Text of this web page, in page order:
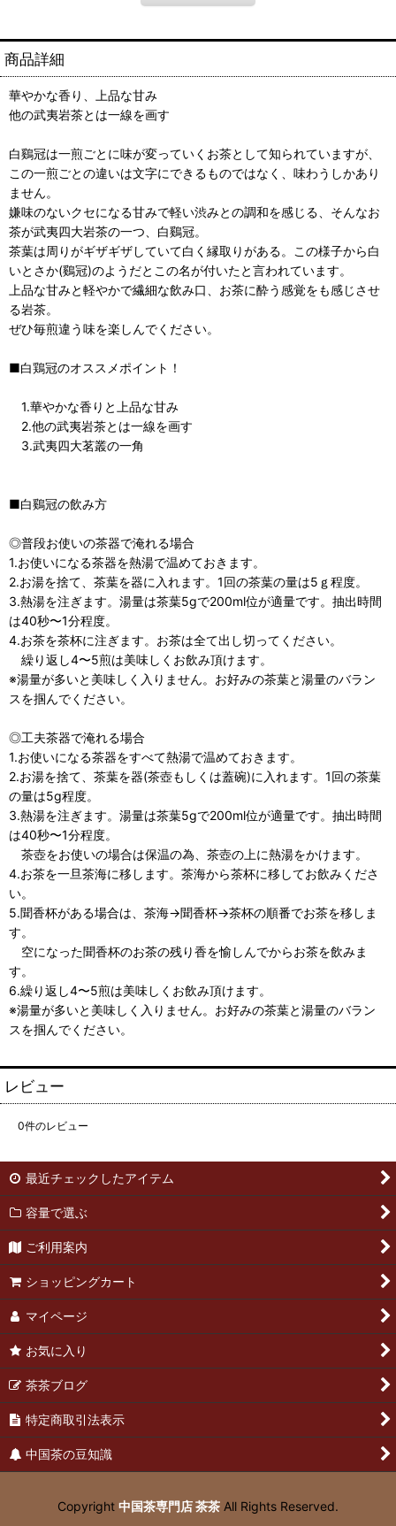
商品詳細
華やかな香り、上品な甘み
他の武夷岩茶とは一線を画す
白鷄冠は一煎ごとに味が変っていくお茶として知られていますが、
この一煎ごとの違いは文字にできるものではなく、味わうしかあり
ません。
嫌味のないクセになる甘みで軽い渋みとの調和を感じる、そんなお
茶が武夷四大岩茶の一つ、白鷄冠。
茶葉は周りがギザギザしていて白く縁取りがある。この様子から白
いとさか(鷄冠)のようだとこの名が付いたと言われています。
上品な甘みと軽やかで繊細な飲み口、お茶に酔う感覚をも感じさせ
る岩茶。
ぜひ毎煎違う味を楽しんでください。
■白鶏冠のオススメポイント！
1.華やかな香りと上品な甘み
2.他の武夷岩茶とは一線を画す
3.武夷四大茗叢の一角
■白鷄冠の飲み方
◎普段お使いの茶器で淹れる場合
1.お使いになる茶器を熱湯で温めておきます。
2.お湯を捨て、茶葉を器に入れます。1回の茶葉の量は5ｇ程度。
3.熱湯を注ぎます。湯量は茶葉5gで200ml位が適量です。抽出時間
は40秒〜1分程度。
4.お茶を茶杯に注ぎます。お茶は全て出し切ってください。
繰り返し4〜5煎は美味しくお飲み頂けます。
※湯量が多いと美味しく入りません。お好みの茶葉と湯量のバラン
スを掴んでください。
◎工夫茶器で淹れる場合
1.お使いになる茶器をすべて熱湯で温めておきます。
2.お湯を捨て、茶葉を器(茶壺もしくは蓋碗)に入れます。1回の茶葉
の量は5g程度。
3.熱湯を注ぎます。湯量は茶葉5gで200ml位が適量です。抽出時間
は40秒〜1分程度。
茶壺をお使いの場合は保温の為、茶壺の上に熱湯をかけます。
4.お茶を一旦茶海に移します。茶海から茶杯に移してお飲みくださ
い。
5.聞香杯がある場合は、茶海→聞香杯→茶杯の順番でお茶を移しま
す。
空になった聞香杯のお茶の残り香を愉しんでからお茶を飲みま
す。
6.繰り返し4〜5煎は美味しくお飲み頂けます。
※湯量が多いと美味しく入りません。お好みの茶葉と湯量のバラン
スを掴んでください。
レビュー
0件のレビュー
最近チェックしたアイテム
容量で選ぶ
ご利用案内
ショッピングカート
マイページ
お気に入り
茶茶ブログ
特定商取引法表示
中国茶の豆知識
Copyright 中国茶専門店 茶茶 All Rights Reserved.